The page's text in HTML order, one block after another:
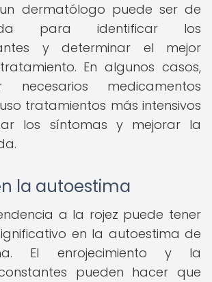
dermatólogo puede ser de
para identificar los
y determinar el mejor
En algunos casos,
necesarios medicamentos
tratamientos más intensivos
los síntomas y mejorar la
la autoestima
a la rojez puede tener
en la autoestima de
El enrojecimiento y la
pueden hacer que